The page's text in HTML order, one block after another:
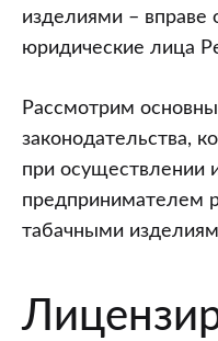
изделиями – вправе
юридические лица
Рассмотрим
законодательства,
при осуществлении
предпринимателем
табачными